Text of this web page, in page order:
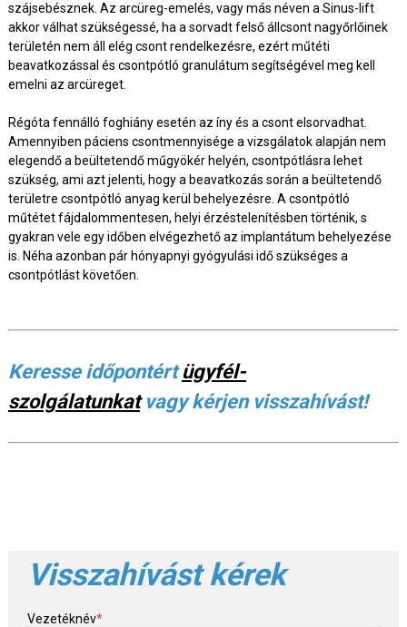
szájsebésznek. Az arcüreg-emelés, vagy más néven a Sinus-lift
akkor válhat szükségessé, ha a sorvadt felső állcsont nagyőrlőinek
területén nem áll elég csont rendelkezésre, ezért műtéti
beavatkozással és csontpótló granulátum segítségével meg kell
emelni az arcüreget.
Régóta fennálló foghiány esetén az íny és a csont elsorvadhat.
Amennyiben páciens csontmennyisége a vizsgálatok alapján nem
elegendő a beültetendő műgyökér helyén, csontpótlásra lehet
szükség, ami azt jelenti, hogy a beavatkozás során a beültetendő
területre csontpótló anyag kerül behelyezésre. A csontpótló
műtétet fájdalommentesen, helyi érzéstelenítésben történik, s
gyakran vele egy időben elvégezhető az implantátum behelyezése
is. Néha azonban pár hónyapnyi gyógyulási idő szükséges a
csontpótlást követően.
Keresse időpontértügyfél-
szolgálatunkatvagy kérjen visszahívást!
Visszahívást kérek
Vezetéknév*